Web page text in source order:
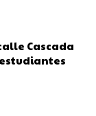
Cascada